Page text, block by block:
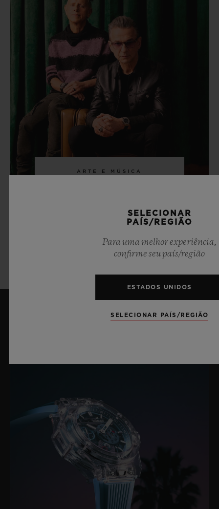
ARTE E MÚSICA
SAIBA MAIS
SELECIONAR
PAÍS/REGIÃO
Para uma melhor experiência,
confirme seu país/região
ESTADOS UNIDOS
SELECIONAR PAÍS/REGIÃO